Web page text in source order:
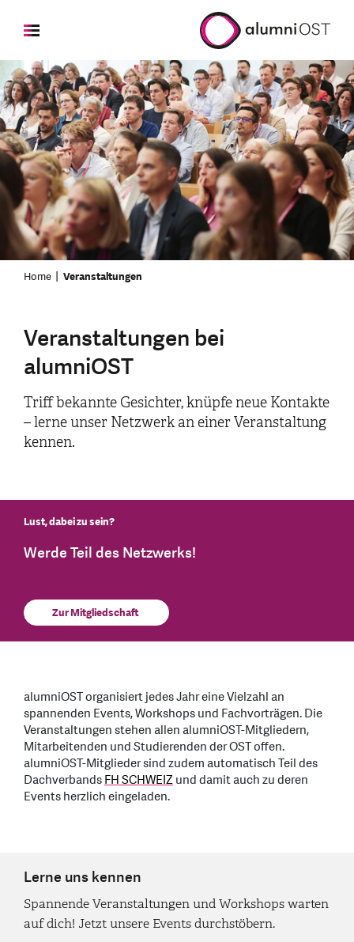
Home Veranstaltungen
Veranstaltungen bei
alumniOST
Triff bekannte Gesichter, knüpfe neue Kontakte
– lerne unser Netzwerk an einer Veranstaltung
kennen.
Lust, dabei zu sein?
Werde Teil des Netzwerks!
Zur Mitgliedschaft
alumniOST organisiert jedes Jahr eine Vielzahl an
spannenden Events, Workshops und Fachvorträgen. Die
Veranstaltungen stehen allen alumniOST-Mitgliedern,
Mitarbeitenden und Studierenden der OST offen.
alumniOST-Mitglieder sind zudem automatisch Teil des
DachverbandsFH SCHWEIZund damit auch zu deren
Events herzlich eingeladen.
Lerne uns kennen
Spannende Veranstaltungen und Workshops warten
auf dich! Jetzt unsere Events durchstöbern.